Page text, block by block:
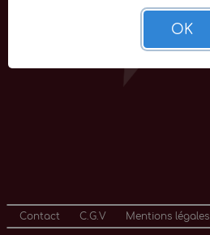
Contact C.G.V Mentions légales
OK